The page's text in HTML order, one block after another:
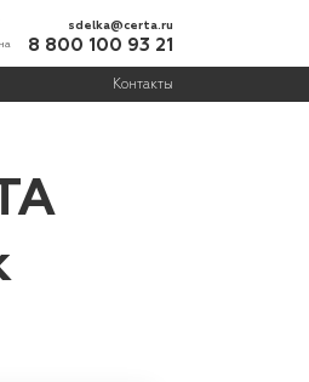
sdelka@certa.ru
8 800 100 93 21
Контакты